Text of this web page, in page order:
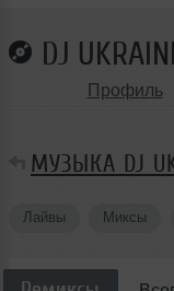
DJ
Профиль
МУЗЫКА DJ
Лайвы Миксы